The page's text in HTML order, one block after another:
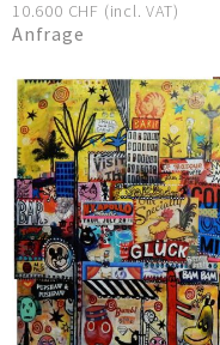
10.600 CHF (incl. VAT)
Anfrage